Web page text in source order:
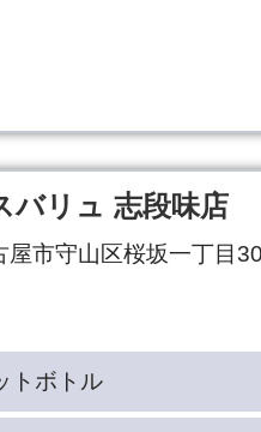
バリュ 志段味店
屋市守山区桜坂一丁目
トボトル